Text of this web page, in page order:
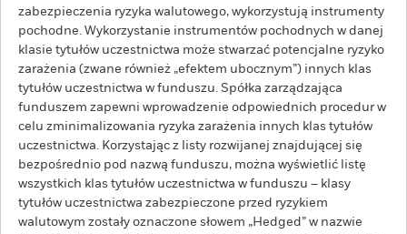
zabezpieczenia ryzyka walutowego, wykorzystują instrumenty
pochodne. Wykorzystanie instrumentów pochodnych w danej
klasie tytułów uczestnictwa może stwarzać potencjalne ryzyko
zarażenia (zwane również „efektem ubocznym”) innych klas
tytułów uczestnictwa w funduszu. Spółka zarządzająca
funduszem zapewni wprowadzenie odpowiednich procedur w
celu zminimalizowania ryzyka zarażenia innych klas tytułów
uczestnictwa. Korzystając z listy rozwijanej znajdującej się
bezpośrednio pod nazwą funduszu, można wyświetlić listę
wszystkich klas tytułów uczestnictwa w funduszu – klasy
tytułów uczestnictwa zabezpieczone przed ryzykiem
walutowym zostały oznaczone słowem „Hedged” w nazwie